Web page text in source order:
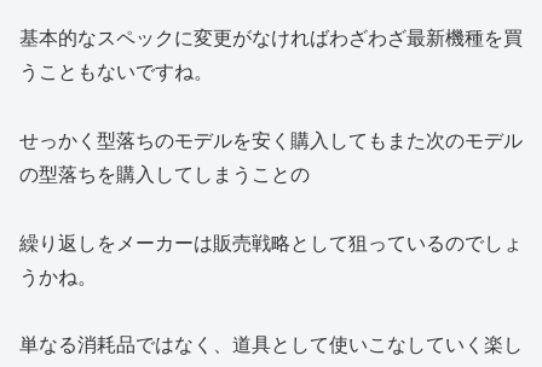
基本的なスペックに変更がなければわざわざ最新機種を買
うこともないですね。
せっかく型落ちのモデルを安く購入してもまた次のモデル
の型落ちを購入してしまうことの
繰り返しをメーカーは販売戦略として狙っているのでしょ
うかね。
単なる消耗品ではなく、道具として使いこなしていく楽し